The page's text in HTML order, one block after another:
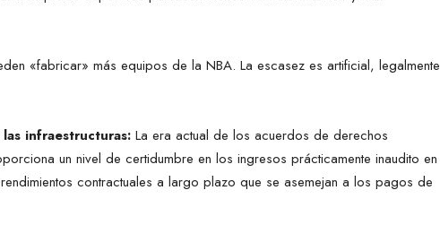
«fabricar» más equipos de la NBA. La escasez es artificial, legalmente
infraestructuras: La era actual de los acuerdos de derechos
un nivel de certidumbre en los ingresos prácticamente inaudito en
contractuales a largo plazo que se asemejan a los pagos de